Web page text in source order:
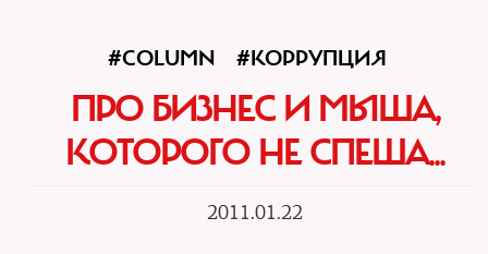
#COLUMN #КОРРУПЦИЯ
ПРО БИЗНЕС И МЫША,
КОТОРОГО НЕ СПЕША...
2011.01.22